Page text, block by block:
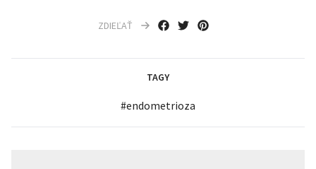
ZDIEĽAŤ
TAGY
#endometrioza